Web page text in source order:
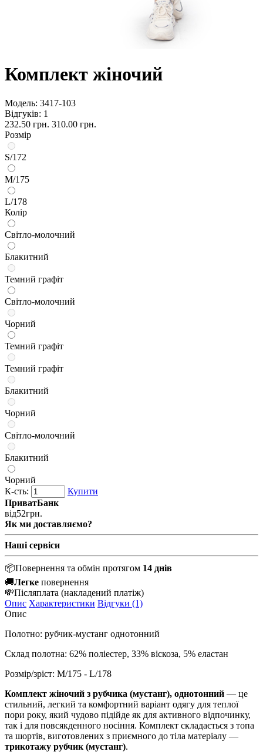
Комплект жіночий
Модель: 3417-103
Відгуків: 1
232.50 грн. 310.00 грн.
Розмір
S/172
M/175
L/178
Колір
Світло-молочний
Блакитний
Темний графіт
Світло-молочний
Чорний
Темний графіт
Темний графіт
Блакитний
Чорний
Світло-молочний
Блакитний
Чорний
К-сть:
Купити
ПриватБанк
від52грн.
Як ми доставляємо?
Наші сервіси
📦Повернення та обмін протягом 14 днів
🚚Легке повернення
💸Післяплата (накладений платіж)
Опис Характеристики Відгуки (1)
Опис
Полотно: рубчик-мустанг однотонний
Склад полотна: 62% поліестер, 33% віскоза, 5% еластан
Розмір/зріст: M/175 - L/178
Комплект жіночий з рубчика (мустанг), однотонний — це
стильний, легкий та комфортний варіант одягу для теплої
пори року, який чудово підійде як для активного відпочинку,
так і для повсякденного носіння. Комплект складається з топа
та шортів, виготовлених з приємного до тіла матеріалу —
трикотажу рубчик (мустанг).